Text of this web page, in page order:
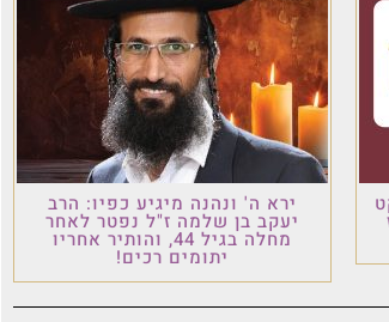
ירא ה' ונהנה מיגיע כפיו: הרב
יעקב בן שלמה ז"ל נפטר לאחר
מחלה בגיל 44, והותיר אחריו
יתומים רכים!